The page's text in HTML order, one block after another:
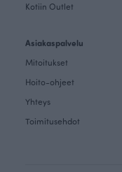
Kotiin Outlet
Asiakaspalvelu
Mitoitukset
Hoito-ohjeet
Yhteys
Toimitusehdot